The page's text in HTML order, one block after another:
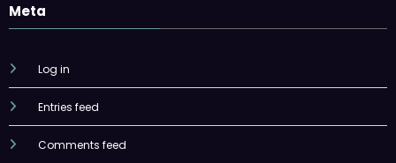
Meta
Log in
Entries feed
Comments feed